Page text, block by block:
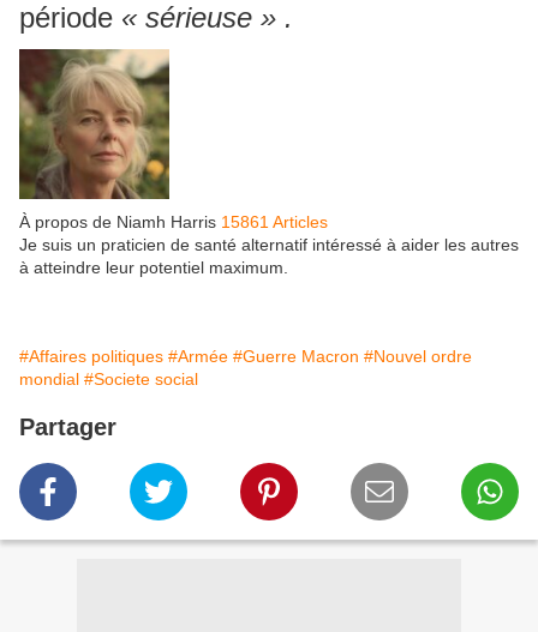
période « sérieuse » .
À propos de Niamh Harris 15861 Articles
Je suis un praticien de santé alternatif intéressé à aider les autres
à atteindre leur potentiel maximum.
#Affaires politiques #Armée #Guerre Macron #Nouvel ordre
mondial #Societe social
Partager